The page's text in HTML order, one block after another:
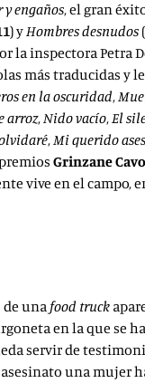
y engaños, el gran
) yHombres desnudos (
la inspectora Petra
más traducidas y
en la oscuridad,
arroz,Nido vacío,El
,Mi querido
Grinzane
vive en el campo,
de una food truck
en la que se
servir de
una mujer